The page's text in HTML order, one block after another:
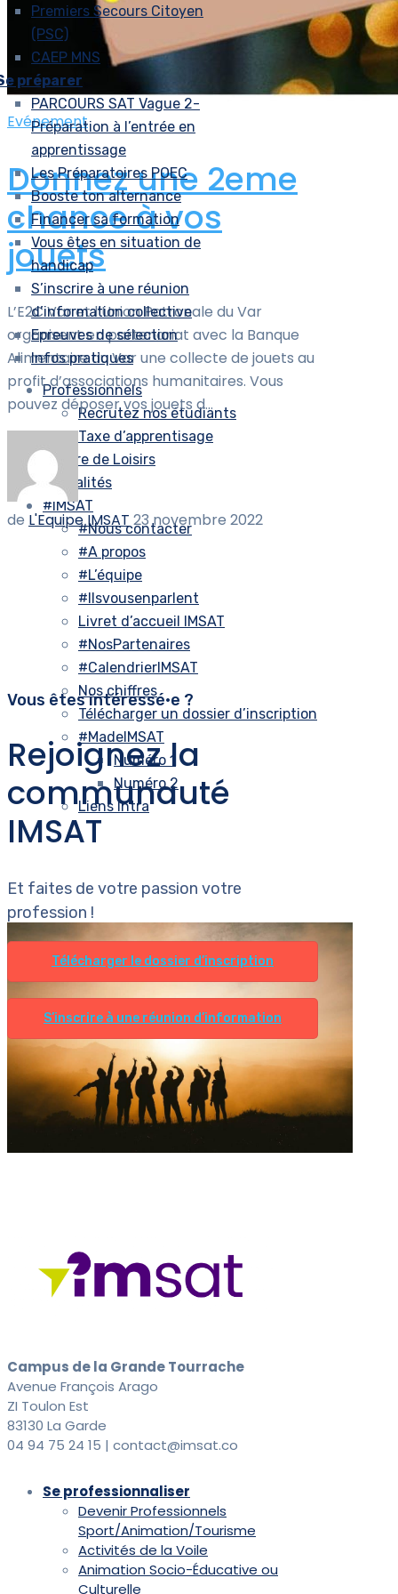
Premiers Secours Citoyen
(PSC)
CAEP MNS
préparer
PARCOURS SAT Vague 2-
Préparation à l’entrée en
apprentissage
Les Préparatoires POEC
Booste ton alternance
Financer sa formation
Vous êtes en situation de
handicap
S’inscrire à une réunion
d’information collective
Epreuves de sélection
Infos pratiques
Professionnels
Recrutez nos étudiants
Taxe d’apprentisage
Centre de Loisirs
Actualités
#IMSAT
#Nous contacter
#A propos
#L’équipe
#Ilsvousenparlent
Livret d’accueil IMSAT
#NosPartenaires
#CalendrierIMSAT
Nos chiffres
Télécharger un dossier d’inscription
#MadeIMSAT
Numéro 1
Numéro 2
Liens Intra
Evénement
Donnez une 2eme
chance à vos
jouets
L’E2C Var et l’Union Patronale du Var
organisent en partenariat avec la Banque
Alimentaire du Var une collecte de jouets au
profit d’associations humanitaires. Vous
pouvez déposer vos jouets d...
de L'Equipe IMSAT 23 novembre 2022
Vous êtes intéressé•e ?
Rejoignez la
communauté
IMSAT
Et faites de votre passion votre
profession !
Télécharger le dossier d’inscription
S’inscrire à une réunion d’information
Campus de la Grande Tourrache
Avenue François Arago
ZI Toulon Est
83130 La Garde
04 94 75 24 15 | contact@imsat.co
Se professionnaliser
Devenir Professionnels
Sport/Animation/Tourisme
Activités de la Voile
Animation Socio-Éducative ou
Culturelle